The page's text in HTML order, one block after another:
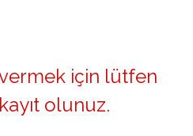
için lütfen
kayıt olunuz.